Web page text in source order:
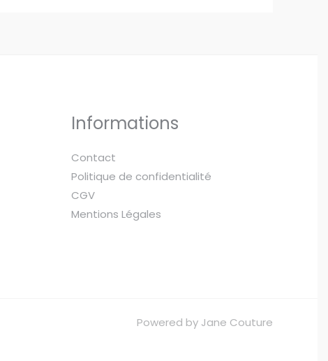
Informations
Contact
Politique de confidentialité
CGV
Mentions Légales
Powered by Jane Couture